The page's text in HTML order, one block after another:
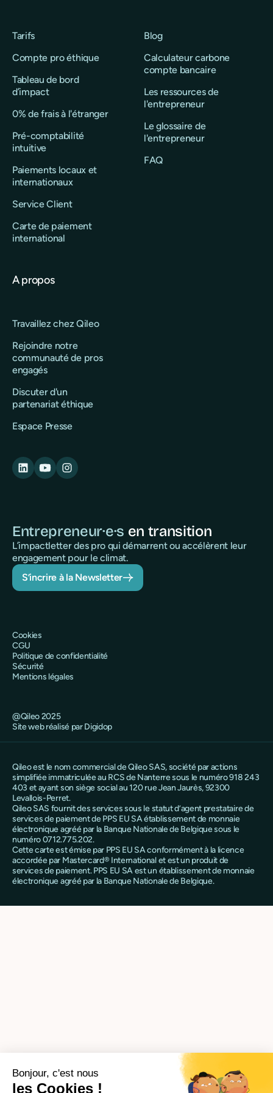
Tarifs
Compte pro éthique
Tableau de bord
d’impact
0% de frais à l'étranger
Pré-comptabilité
intuitive
Paiements locaux et
internationaux
Service Client
Carte de paiement
international
Blog
Calculateur carbone
compte bancaire
Les ressources de
l'entrepreneur
Le glossaire de
l'entrepreneur
FAQ
A propos
Travaillez chez Qileo
Rejoindre notre
communauté de pros
engagés
Discuter d'un
partenariat éthique
Espace Presse
Entrepreneur·e·s en transition
L’impactletter des pro qui démarrent ou accélèrent leur
engagement pour le climat.
S’incrire à la Newsletter
@Qileo 2025
Site web réalisé par Digidop
Cookies
CGU
Politique de confidentialité
Sécurité
Mentions légales
Qileo est le nom commercial de Qileo SAS, société par actions
simplifiée immatriculée au RCS de Nanterre sous le numéro 918 243
403 et ayant son siège social au 120 rue Jean Jaurès, 92300
Levallois-Perret.
Qileo SAS fournit des services sous le statut d’agent prestataire de
services de paiement de PPS EU SA établissement de monnaie
électronique agréé par la Banque Nationale de Belgique sous le
numéro 0712.775.202.
Cette carte est émise par PPS EU SA conformément à la licence
accordée par Mastercard® International et est un produit de
services de paiement. PPS EU SA est un établissement de monnaie
électronique agréé par la Banque Nationale de Belgique.